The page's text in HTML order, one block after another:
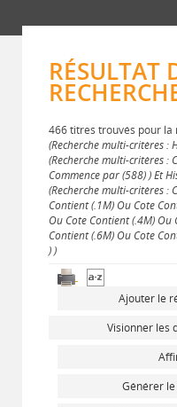
RÉSULTAT
466 titres trouvés pour la
(Recherche multi-critères :
(Recherche multi-critères :
Commence par (588) ) Et
(Recherche multi-critères :
Contient (.1M) Ou Cote
Ou Cote Contient (.4M) Ou
Contient (.6M) Ou Cote
) )
Ajouter le
Visionner les
Générer